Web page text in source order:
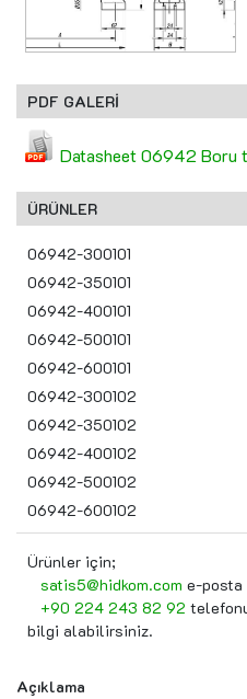
PDF GALERİ
Datasheet 06942 Boru
ÜRÜNLER
06942-300101
06942-350101
06942-400101
06942-500101
06942-600101
06942-300102
06942-350102
06942-400102
06942-500102
06942-600102
Ürünler için;
satis5@hidkom.com e-posta
+90 224 243 82 92
bilgi alabilirsiniz.
Açıklama